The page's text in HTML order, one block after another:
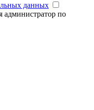
данных
администратор по